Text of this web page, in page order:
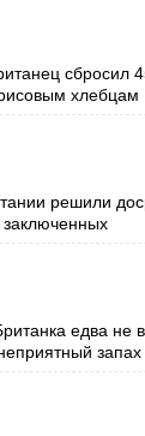
сбросил
хлебцам
решили
едва не
запах